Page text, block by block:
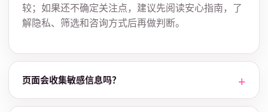
较；如果还不确定关注点，建议先阅读安心指南，了
解隐私、筛选和咨询方式后再做判断。
页面会收集敏感信息吗？